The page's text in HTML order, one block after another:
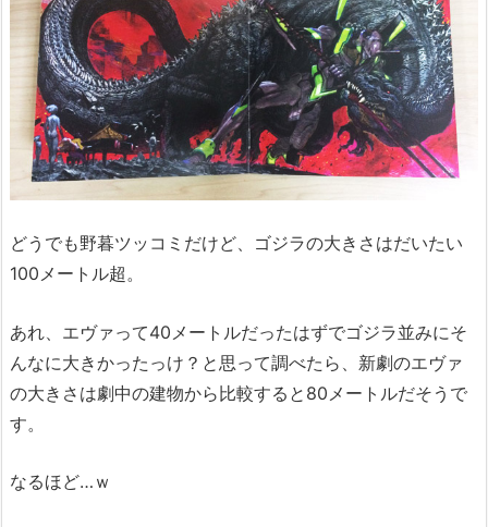
どうでも野暮ツッコミだけど、ゴジラの大きさはだいたい
100メートル超。
あれ、エヴァって40メートルだったはずでゴジラ並みにそ
んなに大きかったっけ？と思って調べたら、新劇のエヴァ
の大きさは劇中の建物から比較すると80メートルだそうで
す。
なるほど…ｗ